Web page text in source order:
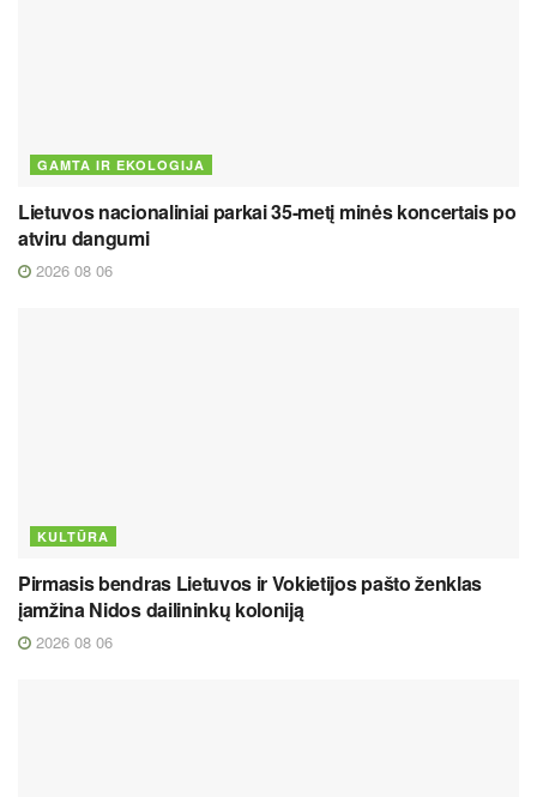
GAMTA IR EKOLOGIJA
Lietuvos nacionaliniai parkai 35-metį minės koncertais po
atviru dangumi
2026 08 06
KULTŪRA
Pirmasis bendras Lietuvos ir Vokietijos pašto ženklas
įamžina Nidos dailininkų koloniją
2026 08 06